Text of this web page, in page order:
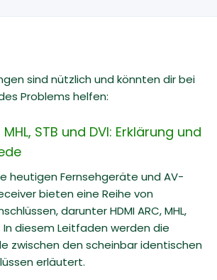
sind nützlich und könnten dir bei
Problems helfen:
MHL, STB und DVI: Erklärung und
heutigen Fernsehgeräte und AV-
bieten eine Reihe von
darunter HDMI ARC, MHL,
In diesem Leitfaden werden die
zwischen den scheinbar identischen
erläutert.